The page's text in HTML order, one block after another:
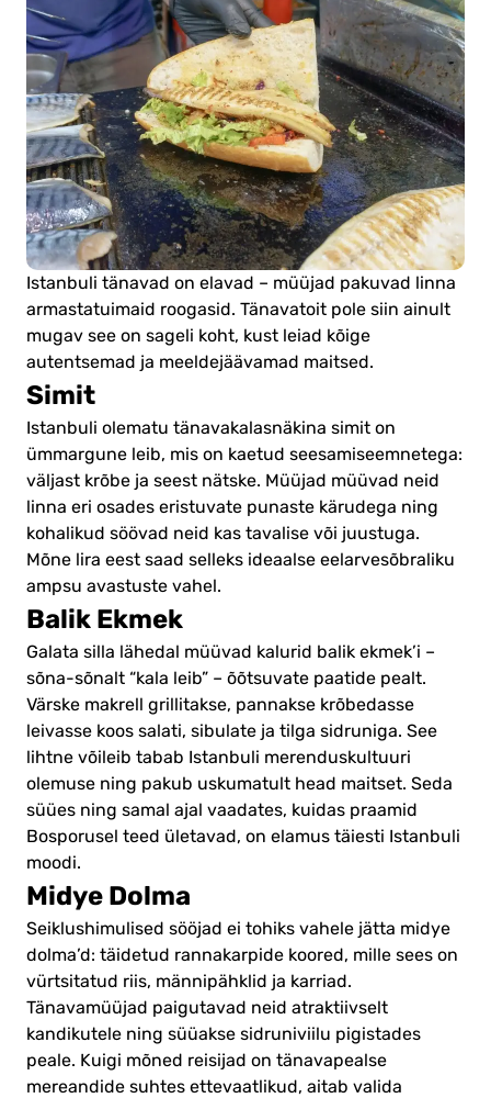
Istanbuli tänavad on elavad – müüjad pakuvad linna
armastatuimaid roogasid. Tänavatoit pole siin ainult
mugav see on sageli koht, kust leiad kõige
autentsemad ja meeldejäävamad maitsed.
Simit
Istanbuli olematu tänavakalasnäkina simit on
ümmargune leib, mis on kaetud seesamiseemnetega:
väljast krõbe ja seest nätske. Müüjad müüvad neid
linna eri osades eristuvate punaste kärudega ning
kohalikud söövad neid kas tavalise või juustuga.
Mõne lira eest saad selleks ideaalse eelarvesõbraliku
ampsu avastuste vahel.
Balik Ekmek
Galata silla lähedal müüvad kalurid balik ekmek’i –
sõna-sõnalt “kala leib” – õõtsuvate paatide pealt.
Värske makrell grillitakse, pannakse krõbedasse
leivasse koos salati, sibulate ja tilga sidruniga. See
lihtne võileib tabab Istanbuli merenduskultuuri
olemuse ning pakub uskumatult head maitset. Seda
süües ning samal ajal vaadates, kuidas praamid
Bosporusel teed ületavad, on elamus täiesti Istanbuli
moodi.
Midye Dolma
Seiklushimulised sööjad ei tohiks vahele jätta midye
dolma’d: täidetud rannakarpide koored, mille sees on
vürtsitatud riis, männipähklid ja karriad.
Tänavamüüjad paigutavad neid atraktiivselt
kandikutele ning süüakse sidruniviilu pigistades
peale. Kuigi mõned reisijad on tänavapealse
mereandide suhtes ettevaatlikud, aitab valida